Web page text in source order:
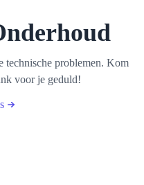
technische problemen. Kom
voor je geduld!